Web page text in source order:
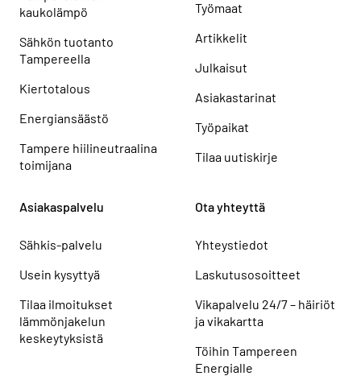
kaukolämpö
Sähkön tuotanto
Tampereella
Kiertotalous
Energiansäästö
Tampere hiilineutraalina
toimijana
Työmaat
Artikkelit
Julkaisut
Asiakastarinat
Työpaikat
Tilaa uutiskirje
Asiakaspalvelu
Sähkis-palvelu
Usein kysyttyä
Tilaa ilmoitukset
lämmönjakelun
keskeytyksistä
Ota yhteyttä
Yhteystiedot
Laskutusosoitteet
Vikapalvelu 24/7 – häiriöt
ja vikakartta
Töihin Tampereen
Energialle